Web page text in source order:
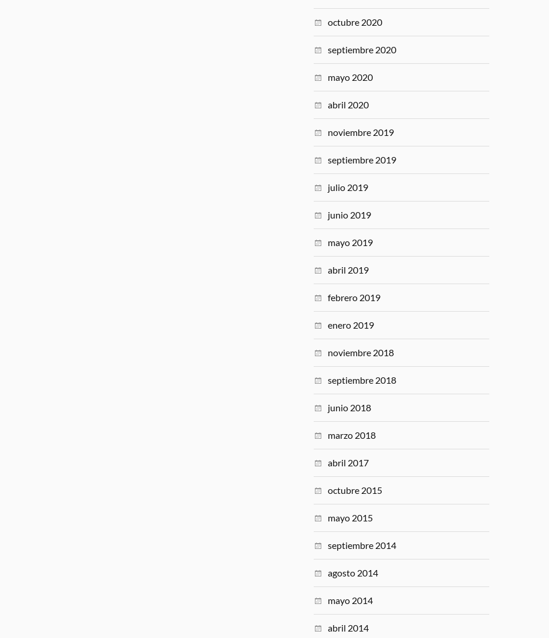
octubre 2020
septiembre 2020
mayo 2020
abril 2020
noviembre 2019
septiembre 2019
julio 2019
junio 2019
mayo 2019
abril 2019
febrero 2019
enero 2019
noviembre 2018
septiembre 2018
junio 2018
marzo 2018
abril 2017
octubre 2015
mayo 2015
septiembre 2014
agosto 2014
mayo 2014
abril 2014